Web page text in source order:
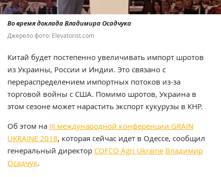
Во время доклада Владимира Осадчука
Джерело фото: Elevatorist.com
Китай будет постепенно увеличивать импорт шротов
из Украины, России и Индии. Это связано с
перераспределением импортных потоков из-за
торговой войны с США. Помимо шротов, Украина в
этом сезоне может нарастить экспорт кукурузы в КНР.
Об этом на III международной конференции GRAIN
UKRAINE 2018, которая сейчас идет в Одессе, сообщил
генеральный директор COFCO Agri Ukraine Владимир
Осадчук.